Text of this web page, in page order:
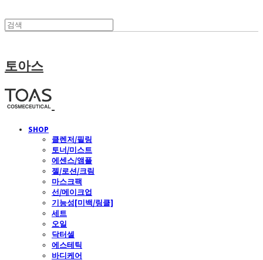
토아스
SHOP
클렌저/필링
토너/미스트
에센스/앰플
젤/로션/크림
마스크팩
선/메이크업
기능성[미백/링클]
세트
오일
닥터셀
에스테틱
바디케어